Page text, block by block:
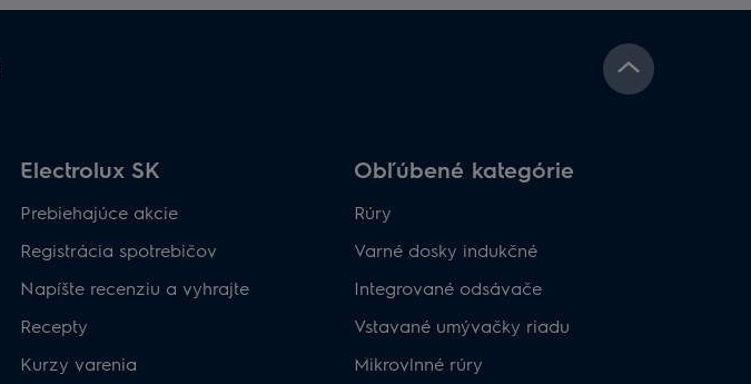
Electrolux SK
Prebiehajúce akcie
Registrácia spotrebičov
Napíšte recenziu a vyhrajte
Recepty
Kurzy varenia
Obľúbené kategórie
Rúry
Varné dosky indukčné
Integrované odsávače
Vstavané umývačky riadu
Mikrovlnné rúry